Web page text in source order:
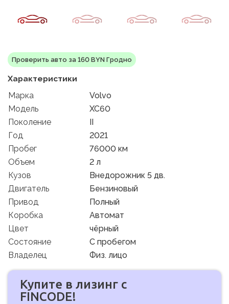
Проверить авто за 160 BYN Гродно
Характеристики
Марка
Volvo
Модель
XC60
Поколение
II
Год
2021
Пробег
76000 км
Объем
2 л
Кузов
Внедорожник 5 дв.
Двигатель
Бензиновый
Привод
Полный
Коробка
Автомат
Цвет
чёрный
Состояние
C пробегом
Владелец
Физ. лицо
Купите в лизинг с
FINCODE!